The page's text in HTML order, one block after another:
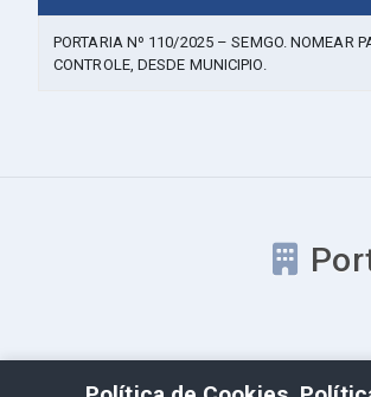
PORTARIA Nº 110/2025 – SEMGO. NOMEAR
CONTROLE, DESDE MUNICIPIO.